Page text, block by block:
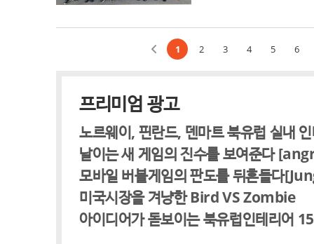
1 2 3 4 5 6
프리미엄 광고
노르웨이, 핀란드, 덴마트 북유럽 실내
날이는 새 게임의 진수를 보여준다
모바일 버블게임의 판도를 뒤흔들다
미국시장을 겨냥한 Bird VS Zombie
아이디어가 돋보이는 북유럽인테리어